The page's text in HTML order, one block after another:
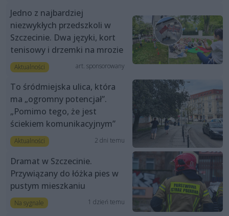
Jedno z najbardziej
niezwykłych przedszkoli w
Szczecinie. Dwa języki, kort
tenisowy i drzemki na mrozie
Aktualności art. sponsorowany
To śródmiejska ulica, która
ma „ogromny potencjał”.
„Pomimo tego, że jest
ściekiem komunikacyjnym”
Aktualności 2 dni temu
Dramat w Szczecinie.
Przywiązany do łóżka pies w
pustym mieszkaniu
Na sygnale 1 dzień temu